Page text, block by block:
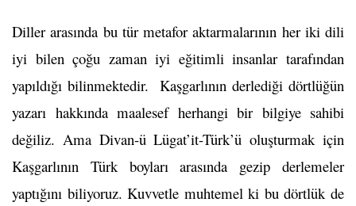
Diller arasında bu tür metafor aktarmalarının her iki dili
iyi bilen çoğu zaman iyi eğitimli insanlar tarafından
yapıldığı bilinmektedir. Kaşgarlının derlediği dörtlüğün
yazarı hakkında maalesef herhangi bir bilgiye sahibi
değiliz. Ama Divan-ü Lügat’it-Türk’ü oluşturmak için
Kaşgarlının Türk boyları arasında gezip derlemeler
yaptığını biliyoruz. Kuvvetle muhtemel ki bu dörtlük de